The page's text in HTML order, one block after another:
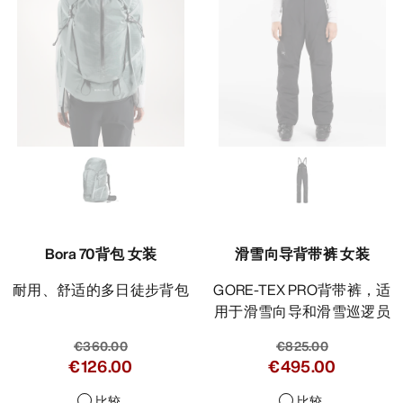
Bora 70背包 女装
耐用、舒适的多日徒步背包
€360.00
€126.00
滑雪向导背带裤 女装
GORE-TEX PRO背带裤，适
用于滑雪向导和滑雪巡逻员
€825.00
€495.00